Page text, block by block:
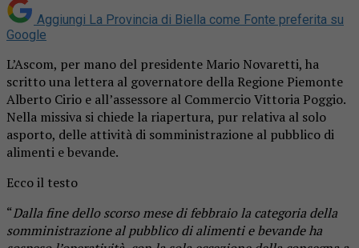
Aggiungi La Provincia di Biella come Fonte preferita su
Google
L’Ascom, per mano del presidente Mario Novaretti, ha
scritto una lettera al governatore della Regione Piemonte
Alberto Cirio e all’assessore al Commercio Vittoria Poggio.
Nella missiva si chiede la riapertura, pur relativa al solo
asporto, delle attività di somministrazione al pubblico di
alimenti e bevande.
Ecco il testo
“Dalla fine dello scorso mese di febbraio la categoria della
somministrazione al pubblico di alimenti e bevande ha